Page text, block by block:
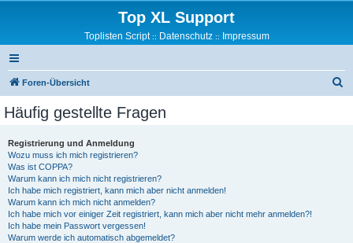
Top XL Support
Toplisten Script:: Datenschutz:: Impressum
Foren-Übersicht
Häufig gestellte Fragen
Registrierung und Anmeldung
Wozu muss ich mich registrieren?
Was ist COPPA?
Warum kann ich mich nicht registrieren?
Ich habe mich registriert, kann mich aber nicht anmelden!
Warum kann ich mich nicht anmelden?
Ich habe mich vor einiger Zeit registriert, kann mich aber nicht mehr anmelden?!
Ich habe mein Passwort vergessen!
Warum werde ich automatisch abgemeldet?